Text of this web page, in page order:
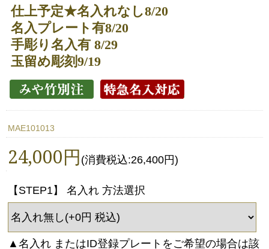
仕上予定★名入れなし8/20
名入プレート有8/20
手彫り名入有 8/29
玉留め彫刻9/19
MAE101013
24,000円 (消費税込:26,400円)
【STEP1】 名入れ 方法選択
▲名入れ またはID登録プレートをご希望の場合は該